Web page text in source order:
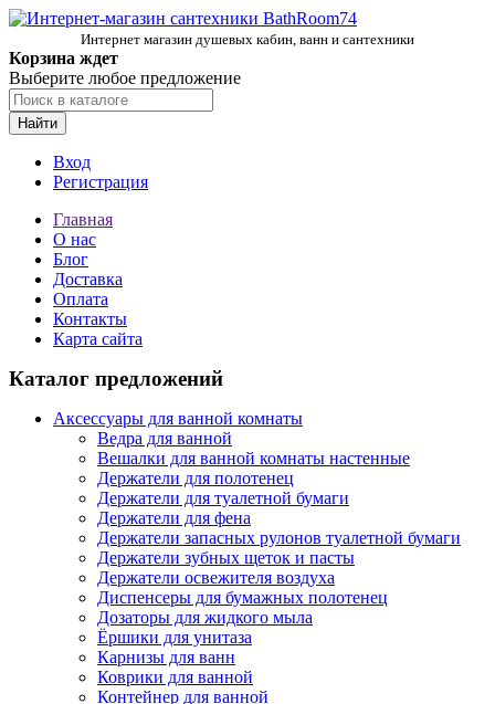
Интернет магазин душевых кабин, ванн и сантехники
Корзина ждет
Выберите любое предложение
Найти
Вход
Регистрация
Главная
О нас
Блог
Доставка
Оплата
Контакты
Карта сайта
Каталог предложений
Аксессуары для ванной комнаты
Ведра для ванной
Вешалки для ванной комнаты настенные
Держатели для полотенец
Держатели для туалетной бумаги
Держатели для фена
Держатели запасных рулонов туалетной бумаги
Держатели зубных щеток и пасты
Держатели освежителя воздуха
Диспенсеры для бумажных полотенец
Дозаторы для жидкого мыла
Ёршики для унитаза
Карнизы для ванн
Коврики для ванной
Контейнер для ванной